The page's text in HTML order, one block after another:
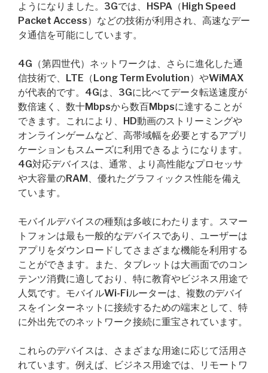
ようになりました。3Gでは、HSPA（High Speed
Packet Access）などの技術が利用され、高速なデー
タ通信を可能にしています。
4G（第四世代）ネットワークは、さらに進化した通
信技術で、LTE（Long Term Evolution）やWiMAX
が代表的です。4Gは、3Gに比べてデータ転送速度が
数倍速く、数十Mbpsから数百Mbpsに達することが
できます。これにより、HD動画のストリーミングや
オンラインゲームなど、高帯域幅を必要とするアプリ
ケーションもスムーズに利用できるようになります。
4G対応デバイスは、通常、より高性能なプロセッサ
や大容量のRAM、優れたグラフィックス性能を備え
ています。
モバイルデバイスの種類は多岐にわたります。スマー
トフォンは最も一般的なデバイスであり、ユーザーは
アプリをダウンロードしてさまざまな機能を利用する
ことができます。また、タブレットは大画面でのコン
テンツ消費に適しており、特に教育やビジネス用途で
人気です。モバイルWi-Fiルーターは、複数のデバイ
スをインターネットに接続するための端末として、特
に外出先でのネットワーク接続に重宝されています。
これらのデバイスは、さまざまな用途に応じて活用さ
れています。例えば、ビジネス用途では、リモートワ